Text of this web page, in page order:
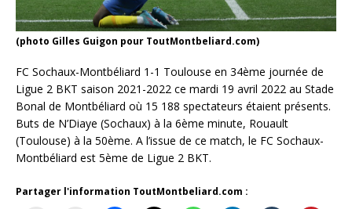
(photo Gilles Guigon pour ToutMontbeliard.com)
FC Sochaux-Montbéliard 1-1 Toulouse en 34ème journée de
Ligue 2 BKT saison 2021-2022 ce mardi 19 avril 2022 au Stade
Bonal de Montbéliard où 15 188 spectateurs étaient présents.
Buts de N’Diaye (Sochaux) à la 6ème minute, Rouault
(Toulouse) à la 50ème. A l’issue de ce match, le FC Sochaux-
Montbéliard est 5ème de Ligue 2 BKT.
Partager l'information ToutMontbeliard.com :